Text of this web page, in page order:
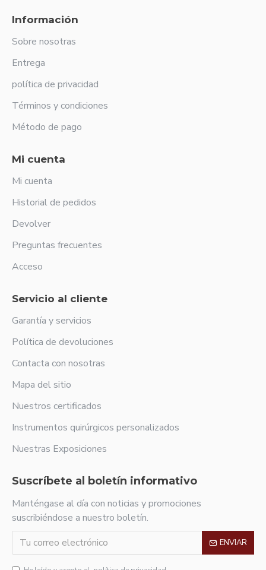
Información
Sobre nosotras
Entrega
política de privacidad
Términos y condiciones
Método de pago
Mi cuenta
Mi cuenta
Historial de pedidos
Devolver
Preguntas frecuentes
Acceso
Servicio al cliente
Garantía y servicios
Política de devoluciones
Contacta con nosotras
Mapa del sitio
Nuestros certificados
Instrumentos quirúrgicos personalizados
Nuestras Exposiciones
Suscríbete al boletín informativo
Manténgase al día con noticias y promociones
suscribiéndose a nuestro boletín.
ENVIAR